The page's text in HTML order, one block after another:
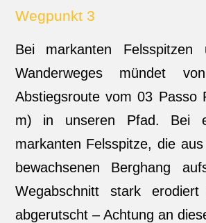
Wegpunkt 3
Bei markanten Felsspitzen
Wanderweges mündet
Abstiegsroute vom 03 Passo
m) in unseren Pfad. Bei
markanten Felsspitze, die
bewachsenen Berghang
Wegabschnitt stark
abgerutscht – Achtung an